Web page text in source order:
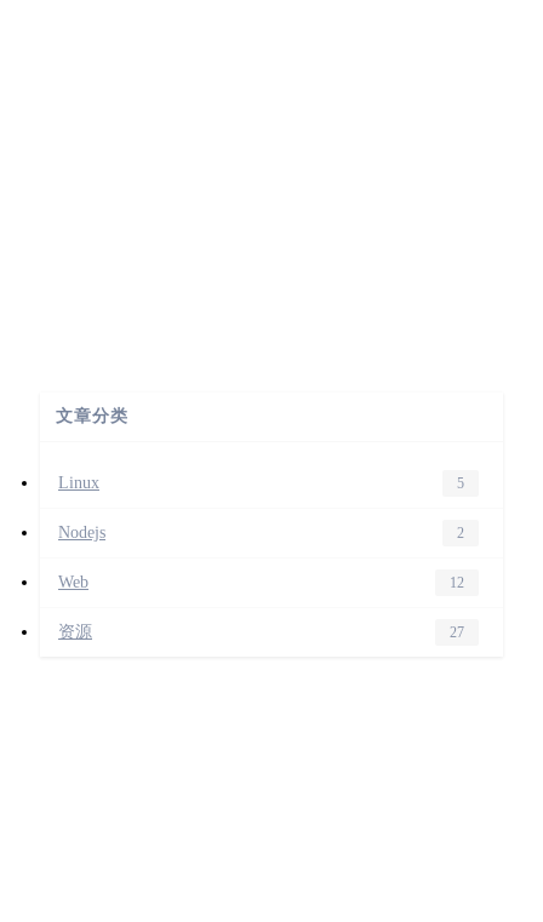
文章分类
Linux 5
Nodejs 2
Web 12
资源 27